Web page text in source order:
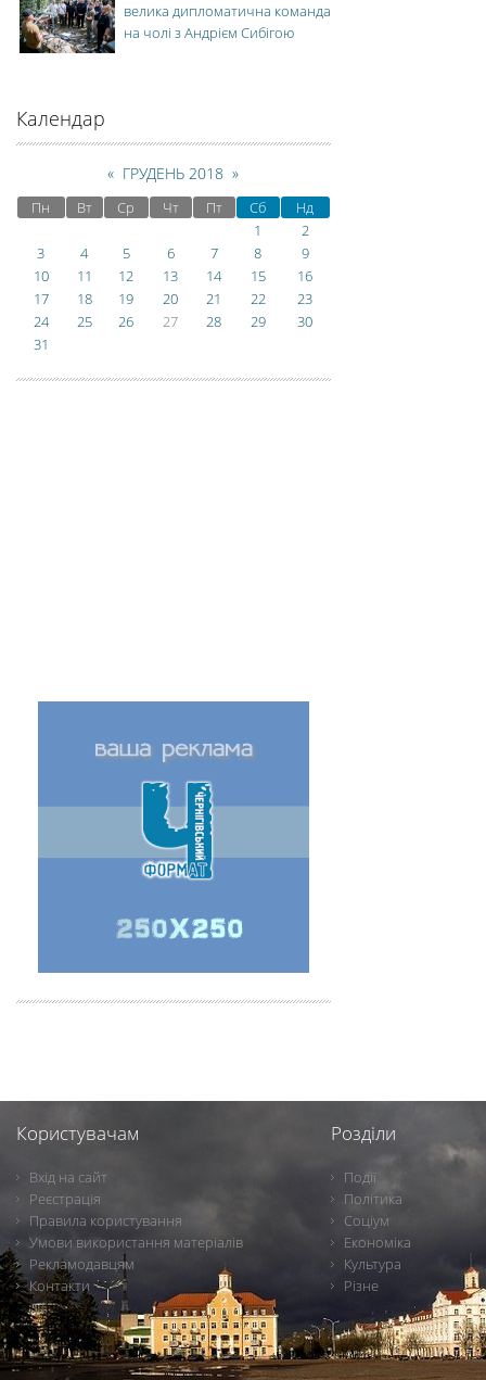
велика дипломатична команда
на чолі з Андрієм Сибігою
Календар
« ГРУДЕНЬ 2018 »
Пн Вт Ср Чт Пт Сб
Нд
1
2
3
4 5 6 7 8
9
10
11 12 13 14 15
16
17
18 19 20 21 22
23
24
25 26 27 28 29
30
31
Користувачам
Вхід на сайт
Реєстрація
Правила користування
Умови використання матеріалів
Рекламодавцям
Контакти
Розділи
Події
Політика
Соціум
Економіка
Культура
Різне